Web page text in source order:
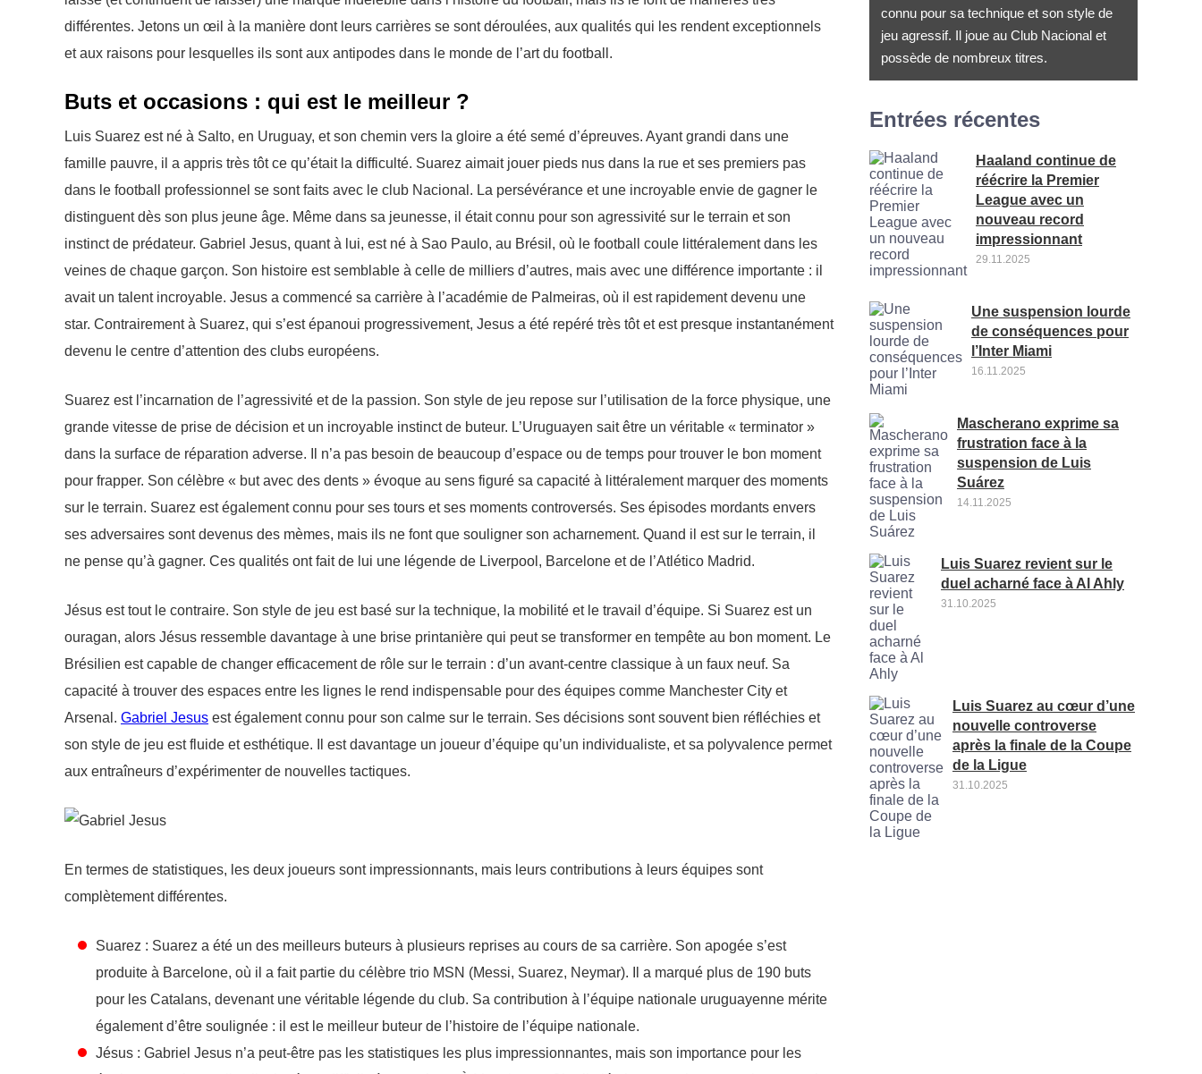
différentes. Jetons un œil à la manière dont leurs carrières se sont déroulées, aux qualités qui les rendent exceptionnels
et aux raisons pour lesquelles ils sont aux antipodes dans le monde de l’art du football.
Buts et occasions : qui est le meilleur ?
Luis Suarez est né à Salto, en Uruguay, et son chemin vers la gloire a été semé d’épreuves. Ayant grandi dans une
famille pauvre, il a appris très tôt ce qu’était la difficulté. Suarez aimait jouer pieds nus dans la rue et ses premiers pas
dans le football professionnel se sont faits avec le club Nacional. La persévérance et une incroyable envie de gagner le
distinguent dès son plus jeune âge. Même dans sa jeunesse, il était connu pour son agressivité sur le terrain et son
instinct de prédateur. Gabriel Jesus, quant à lui, est né à Sao Paulo, au Brésil, où le football coule littéralement dans les
veines de chaque garçon. Son histoire est semblable à celle de milliers d’autres, mais avec une différence importante : il
avait un talent incroyable. Jesus a commencé sa carrière à l’académie de Palmeiras, où il est rapidement devenu une
star. Contrairement à Suarez, qui s’est épanoui progressivement, Jesus a été repéré très tôt et est presque instantanément
devenu le centre d’attention des clubs européens.
Suarez est l’incarnation de l’agressivité et de la passion. Son style de jeu repose sur l’utilisation de la force physique, une
grande vitesse de prise de décision et un incroyable instinct de buteur. L’Uruguayen sait être un véritable « terminator »
dans la surface de réparation adverse. Il n’a pas besoin de beaucoup d’espace ou de temps pour trouver le bon moment
pour frapper. Son célèbre « but avec des dents » évoque au sens figuré sa capacité à littéralement marquer des moments
sur le terrain. Suarez est également connu pour ses tours et ses moments controversés. Ses épisodes mordants envers
ses adversaires sont devenus des mèmes, mais ils ne font que souligner son acharnement. Quand il est sur le terrain, il
ne pense qu’à gagner. Ces qualités ont fait de lui une légende de Liverpool, Barcelone et de l’Atlético Madrid.
Jésus est tout le contraire. Son style de jeu est basé sur la technique, la mobilité et le travail d’équipe. Si Suarez est un
ouragan, alors Jésus ressemble davantage à une brise printanière qui peut se transformer en tempête au bon moment. Le
Brésilien est capable de changer efficacement de rôle sur le terrain : d’un avant-centre classique à un faux neuf. Sa
capacité à trouver des espaces entre les lignes le rend indispensable pour des équipes comme Manchester City et
Arsenal. Gabriel Jesus est également connu pour son calme sur le terrain. Ses décisions sont souvent bien réfléchies et
son style de jeu est fluide et esthétique. Il est davantage un joueur d’équipe qu’un individualiste, et sa polyvalence permet
aux entraîneurs d’expérimenter de nouvelles tactiques.
En termes de statistiques, les deux joueurs sont impressionnants, mais leurs contributions à leurs équipes sont
complètement différentes.
Suarez : Suarez a été un des meilleurs buteurs à plusieurs reprises au cours de sa carrière. Son apogée s’est
produite à Barcelone, où il a fait partie du célèbre trio MSN (Messi, Suarez, Neymar). Il a marqué plus de 190 buts
pour les Catalans, devenant une véritable légende du club. Sa contribution à l’équipe nationale uruguayenne mérite
également d’être soulignée : il est le meilleur buteur de l’histoire de l’équipe nationale.
Jésus : Gabriel Jesus n’a peut-être pas les statistiques les plus impressionnantes, mais son importance pour les
connu pour sa technique et son style de
jeu agressif. Il joue au Club Nacional et
possède de nombreux titres.
Entrées récentes
Haaland continue de
réécrire la Premier
League avec un
nouveau record
impressionnant
29.11.2025
Une suspension lourde
de conséquences pour
l’Inter Miami
16.11.2025
Mascherano exprime sa
frustration face à la
suspension de Luis
Suárez
14.11.2025
Luis Suarez revient sur le
duel acharné face à Al Ahly
31.10.2025
Luis Suarez au cœur d’une
nouvelle controverse
après la finale de la Coupe
de la Ligue
31.10.2025